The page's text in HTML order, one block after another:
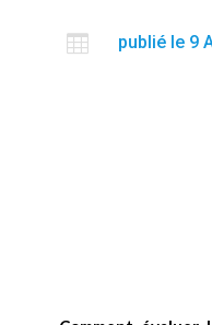
 publié le 9